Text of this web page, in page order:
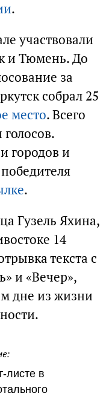
.
участвовали
и Тюмень. До
за
собрал 25
место. Всего
голосов.
городов и
.
Гузель Яхина,
14
текста с
и «Вечер»,
дне из жизни
листе в